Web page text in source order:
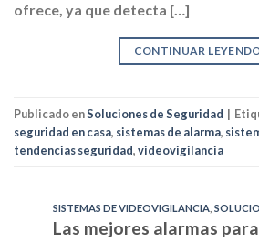
ofrece, ya que detecta […]
CONTINUAR
Publicado enSoluciones de Seguridad |
seguridad en casa, sistemas de alarma,
tendencias seguridad,videovigilancia
SISTEMAS DE VIDEOVIGILANCIA
Las mejores alarmas